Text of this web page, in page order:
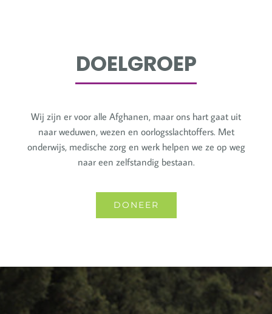
DOELGROEP
Wij zijn er voor alle Afghanen, maar ons hart gaat uit
naar weduwen, wezen en oorlogsslachtoffers. Met
onderwijs, medische zorg en werk helpen we ze op weg
naar een zelfstandig bestaan.
DONEER